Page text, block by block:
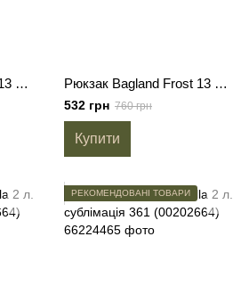
Рюкзак Bagland Frost 13 л. сублімація 459 (005406640) Рюкзак Bagland Frost 13 л. сублімація 470 (005406640)
532 грн 760 грн
Купити
РЕКОМЕНДОВАНІ ТОВАРИ